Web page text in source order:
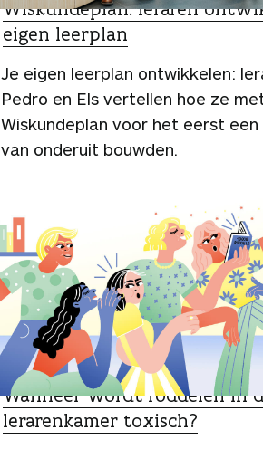
Wiskundeplan: leraren
eigen leerplan
Je eigen leerplan ontwikkelen:
Pedro en Els vertellen hoe ze
Wiskundeplan voor het eerst een
van onderuit bouwden.
SPECIALIST
Wanneer wordt roddelen in
lerarenkamer toxisch?